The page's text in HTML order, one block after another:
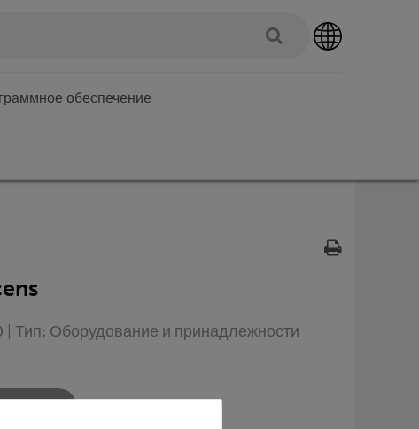
обеспечение
| Тип: Оборудование и принадлежности